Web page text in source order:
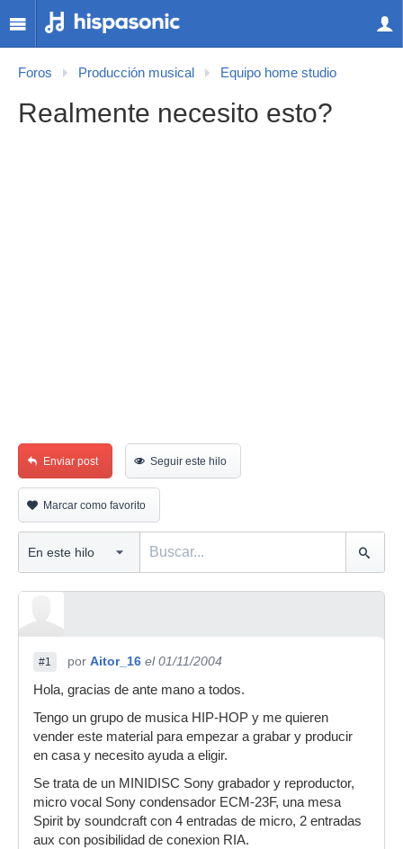
Foros Producción musical Equipo home studio
Realmente necesito esto?
Enviar post Seguir este hilo
Marcar como favorito
#1 por Aitor_16 el 01/11/2004
Hola, gracias de ante mano a todos.
Tengo un grupo de musica HIP-HOP y me quieren
vender este material para empezar a grabar y producir
en casa y necesito ayuda a eligir.
Se trata de un MINIDISC Sony grabador y reproductor,
micro vocal Sony condensador ECM-23F, una mesa
Spirit by soundcraft con 4 entradas de micro, 2 entradas
aux con posibilidad de conexion RIA.